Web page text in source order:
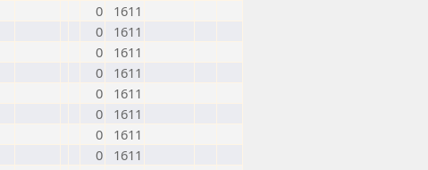
0
1611
0
1611
0
1611
0
1611
0
1611
0
1611
0
1611
0
1611